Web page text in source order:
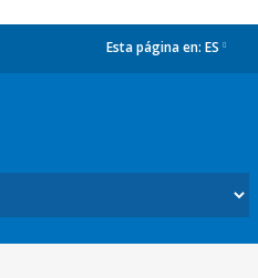
Esta página en: ES